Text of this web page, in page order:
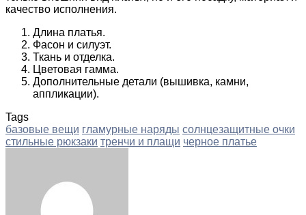
качество исполнения.
Длина платья.
Фасон и силуэт.
Ткань и отделка.
Цветовая гамма.
Дополнительные детали (вышивка, камни,
аппликации).
Tags
базовые вещи гламурные наряды солнцезащитные очки
стильные рюкзаки тренчи и плащи черное платье